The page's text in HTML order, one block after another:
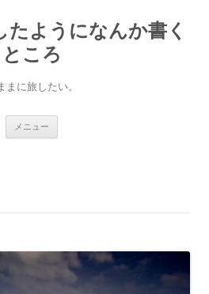
ようになんか書く
ところ
まに旅したい。
メニュー